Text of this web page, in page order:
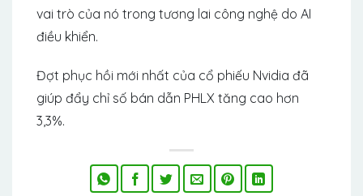
vai trò của nó trong tương lai công nghệ do AI
điều khiển.
Đợt phục hồi mới nhất của cổ phiếu Nvidia đã
giúp đẩy chỉ số bán dẫn PHLX tăng cao hơn
3,3%.